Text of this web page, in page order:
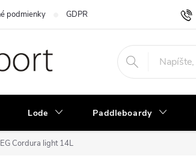
podmienky GDPR
Lode Paddleboardy
EG Cordura light 14L